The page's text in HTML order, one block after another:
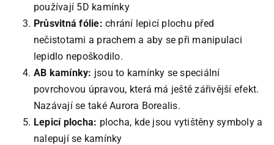
používají 5D kamínky
Průsvitná fólie: chrání lepicí plochu před
nečistotami a prachem a aby se při manipulaci
lepidlo nepoškodilo.
AB kamínky: jsou to kamínky se speciální
povrchovou úpravou, která má ještě zářivější efekt.
Nazávají se také Aurora Borealis.
Lepicí plocha: plocha, kde jsou vytištěny symboly a
nalepují se kamínky